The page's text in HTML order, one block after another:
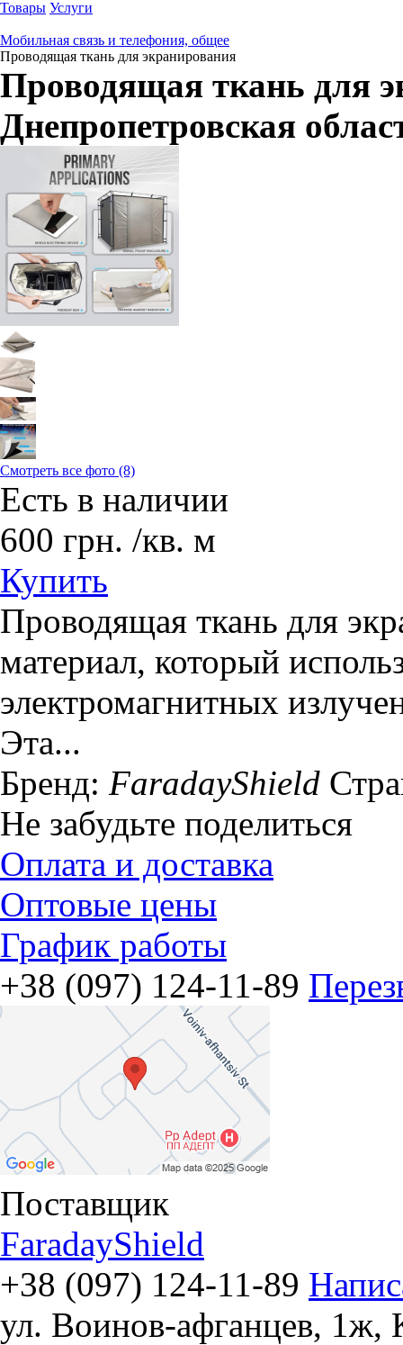
Товары Услуги
Мобильная связь и телефония, общее
Проводящая ткань для экранирования
Проводящая ткань для
Днепропетровская
Смотреть все фото (8)
Есть в наличии
600 грн. /кв. м
Купить
Проводящая ткань для
материал, который
электромагнитных
Эта...
Бренд: FaradayShield
Не забудьте поделиться
Оплата и доставка
Оптовые цены
График работы
+38 (097) 124-11-89
Поставщик
FaradayShield
+38 (097) 124-11-89
ул. Воинов-афганцев, 1ж,